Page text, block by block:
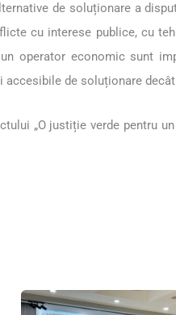
de soluționare a
cu interese publice, cu
operator economic sunt
de soluționare
„O justiție verde pentru